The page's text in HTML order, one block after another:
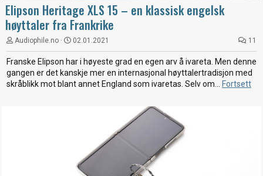
Elipson Heritage XLS 15 – en klassisk engelsk
høyttaler fra Frankrike
Audiophile.no 02.01.2021 11
Franske Elipson har i høyeste grad en egen arv å ivareta. Men denne
gangen er det kanskje mer en internasjonal høyttalertradisjon med
skråblikk mot blant annet England som ivaretas. Selv om...
Fortsett